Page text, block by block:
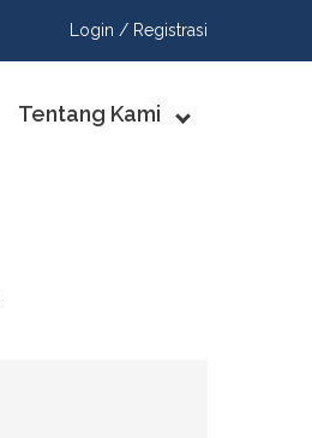
Login / Registrasi
Tentang Kami